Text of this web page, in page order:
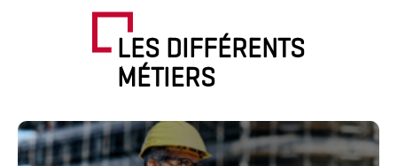
LES DIFFÉRENTS
MÉTIERS